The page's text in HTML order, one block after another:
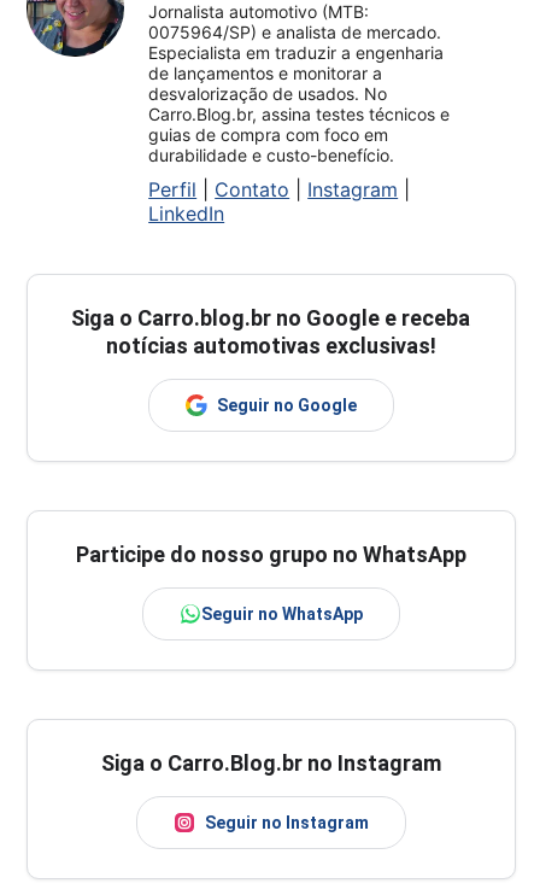
Jornalista automotivo (MTB:
0075964/SP) e analista de mercado.
Especialista em traduzir a engenharia
de lançamentos e monitorar a
desvalorização de usados. No
Carro.Blog.br, assina testes técnicos e
guias de compra com foco em
durabilidade e custo-benefício.
Perfil Contato Instagram
LinkedIn
Siga o Carro.blog.br no Google e receba
notícias automotivas exclusivas!
Seguir no Google
Participe do nosso grupo no WhatsApp
Seguir no WhatsApp
Siga o Carro.Blog.br no Instagram
Seguir no Instagram